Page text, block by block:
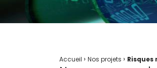
Accueil › Nos projets ›